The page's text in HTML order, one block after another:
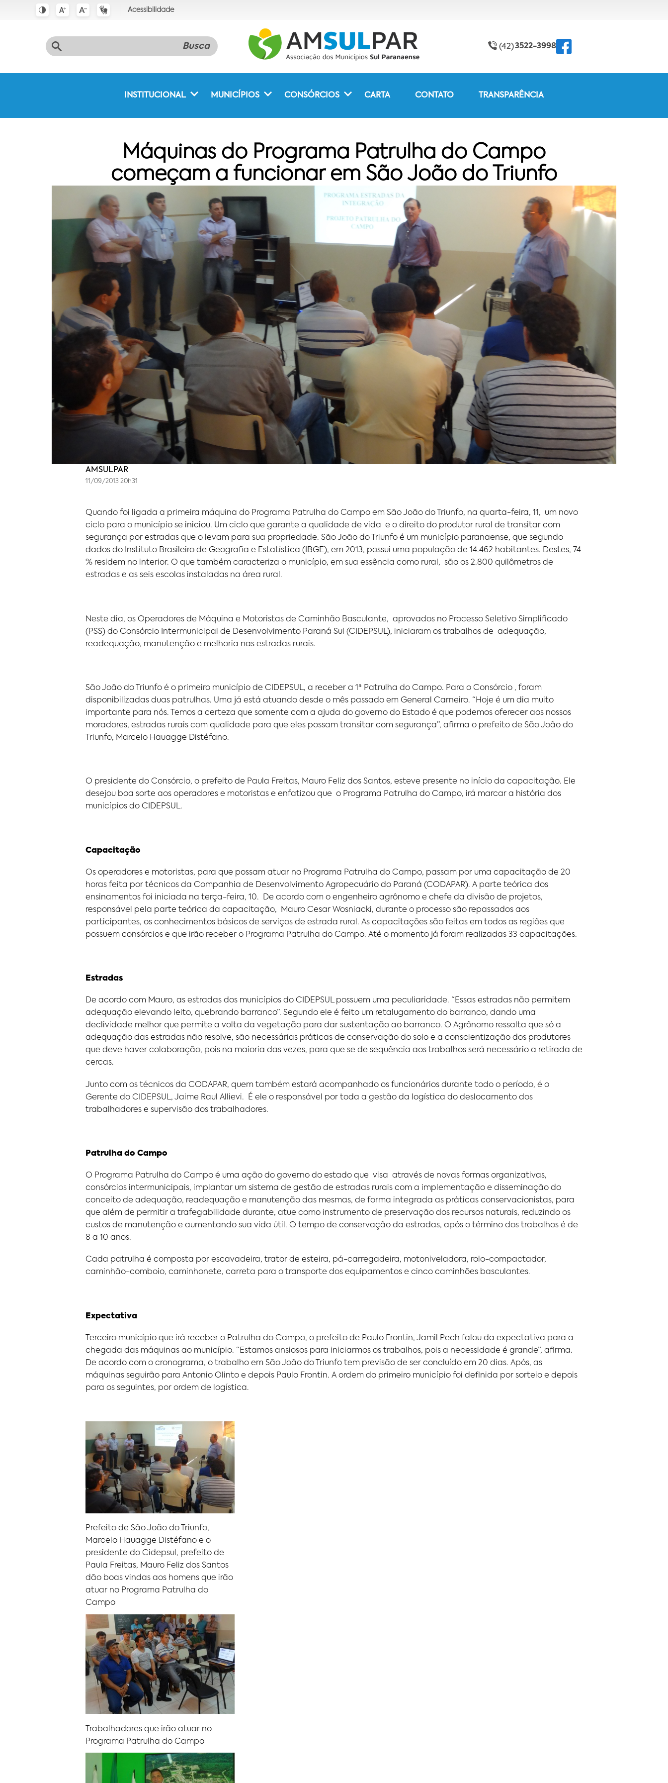
Acessibilidade
(42)3522-3998
INSTITUCIONAL MUNICÍPIOS CONSÓRCIOS CARTA CONTATO TRANSPARÊNCIA
Máquinas do Programa Patrulha do Campo
começam a funcionar em São João do Triunfo
AMSULPAR
11/09/2013 20h31
Quando foi ligada a primeira máquina do Programa Patrulha do Campo em São João do Triunfo, na quarta-feira, 11, um novo
ciclo para o município se iniciou. Um ciclo que garante a qualidade de vida e o direito do produtor rural de transitar com
segurança por estradas que o levam para sua propriedade. São João do Triunfo é um município paranaense, que segundo
dados do Instituto Brasileiro de Geografia e Estatística (IBGE), em 2013, possui uma população de 14.462 habitantes. Destes, 74
% residem no interior. O que também caracteriza o município, em sua essência como rural, são os 2.800 quilômetros de
estradas e as seis escolas instaladas na área rural.
Neste dia, os Operadores de Máquina e Motoristas de Caminhão Basculante, aprovados no Processo Seletivo Simplificado
(PSS) do Consórcio Intermunicipal de Desenvolvimento Paraná Sul (CIDEPSUL), iniciaram os trabalhos de adequação,
readequação, manutenção e melhoria nas estradas rurais.
São João do Triunfo é o primeiro município de CIDEPSUL, a receber a 1ª Patrulha do Campo. Para o Consórcio , foram
disponibilizadas duas patrulhas. Uma já está atuando desde o mês passado em General Carneiro. “Hoje é um dia muito
importante para nós. Temos a certeza que somente com a ajuda do governo do Estado é que podemos oferecer aos nossos
moradores, estradas rurais com qualidade para que eles possam transitar com segurança”, afirma o prefeito de São João do
Triunfo, Marcelo Hauagge Distéfano.
O presidente do Consórcio, o prefeito de Paula Freitas, Mauro Feliz dos Santos, esteve presente no início da capacitação. Ele
desejou boa sorte aos operadores e motoristas e enfatizou que o Programa Patrulha do Campo, irá marcar a história dos
municípios do CIDEPSUL.
Capacitação
Os operadores e motoristas, para que possam atuar no Programa Patrulha do Campo, passam por uma capacitação de 20
horas feita por técnicos da Companhia de Desenvolvimento Agropecuário do Paraná (CODAPAR). A parte teórica dos
ensinamentos foi iniciada na terça-feira, 10. De acordo com o engenheiro agrônomo e chefe da divisão de projetos,
responsável pela parte teórica da capacitação, Mauro Cesar Wosniacki, durante o processo são repassados aos
participantes, os conhecimentos básicos de serviços de estrada rural. As capacitações são feitas em todos as regiões que
possuem consórcios e que irão receber o Programa Patrulha do Campo. Até o momento já foram realizadas 33 capacitações.
Estradas
De acordo com Mauro, as estradas dos municípios do CIDEPSUL possuem uma peculiaridade. “Essas estradas não permitem
adequação elevando leito, quebrando barranco”. Segundo ele é feito um retalugamento do barranco, dando uma
declividade melhor que permite a volta da vegetação para dar sustentação ao barranco. O Agrônomo ressalta que só a
adequação das estradas não resolve, são necessárias práticas de conservação do solo e a conscientização dos produtores
que deve haver colaboração, pois na maioria das vezes, para que se de sequência aos trabalhos será necessário a retirada de
cercas.
Junto com os técnicos da CODAPAR, quem também estará acompanhado os funcionários durante todo o período, é o
Gerente do CIDEPSUL, Jaime Raul Allievi. É ele o responsável por toda a gestão da logística do deslocamento dos
trabalhadores e supervisão dos trabalhadores.
Patrulha do Campo
O Programa Patrulha do Campo é uma ação do governo do estado que visa através de novas formas organizativas,
consórcios intermunicipais, implantar um sistema de gestão de estradas rurais com a implementação e disseminação do
conceito de adequação, readequação e manutenção das mesmas, de forma integrada as práticas conservacionistas, para
que além de permitir a trafegabilidade durante, atue como instrumento de preservação dos recursos naturais, reduzindo os
custos de manutenção e aumentando sua vida útil. O tempo de conservação da estradas, após o término dos trabalhos é de
8 a 10 anos.
Cada patrulha é composta por escavadeira, trator de esteira, pá-carregadeira, motoniveladora, rolo-compactador,
caminhão-comboio, caminhonete, carreta para o transporte dos equipamentos e cinco caminhões basculantes.
Expectativa
Terceiro município que irá receber o Patrulha do Campo, o prefeito de Paulo Frontin, Jamil Pech falou da expectativa para a
chegada das máquinas ao município. “Estamos ansiosos para iniciarmos os trabalhos, pois a necessidade é grande”, afirma.
De acordo com o cronograma, o trabalho em São João do Triunfo tem previsão de ser concluído em 20 dias. Após, as
máquinas seguirão para Antonio Olinto e depois Paulo Frontin. A ordem do primeiro município foi definida por sorteio e depois
para os seguintes, por ordem de logística.
Prefeito de São João do Triunfo,
Marcelo Hauagge Distéfano e o
presidente do Cidepsul, prefeito de
Paula Freitas, Mauro Feliz dos Santos
dão boas vindas aos homens que irão
atuar no Programa Patrulha do
Campo
Trabalhadores que irão atuar no
Programa Patrulha do Campo